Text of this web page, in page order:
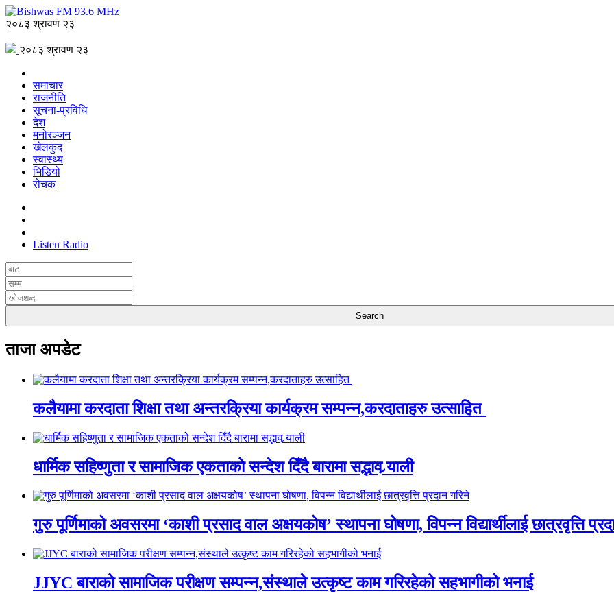
२०८३ श्रावण २३
२०८३ श्रावण २३
समाचार
राजनीति
सूचना-प्रविधि
देश
मनोरञ्जन
खेलकुद
स्वास्थ्य
भिडियो
रोचक
Listen Radio
ताजा अपडेट
कलैयामा करदाता शिक्षा तथा अन्तरक्रिया कार्यक्रम सम्पन्न,करदाताहरु उत्साहित
धार्मिक सहिष्णुता र सामाजिक एकताको सन्देश दिँदै बारामा सद्भाव र्‍याली
गुरु पूर्णिमाको अवसरमा ‘काशी प्रसाद वाल अक्षयकोष’ स्थापना घोषणा, विपन्न विद्यार्थीलाई छात्रवृत्ति
JJYC बाराको सामाजिक परीक्षण सम्पन्न,संस्थाले उत्कृष्ट काम गरिरहेको सहभागीको भनाई